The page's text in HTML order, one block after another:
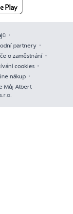
partnery
o zaměstnání
cookies
nákup
Můj Albert